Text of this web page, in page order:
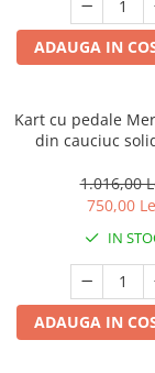
ADAUGA IN
Kart cu pedale
din cauciuc
albastru
1.016,00
750,00
IN
ADAUGA IN